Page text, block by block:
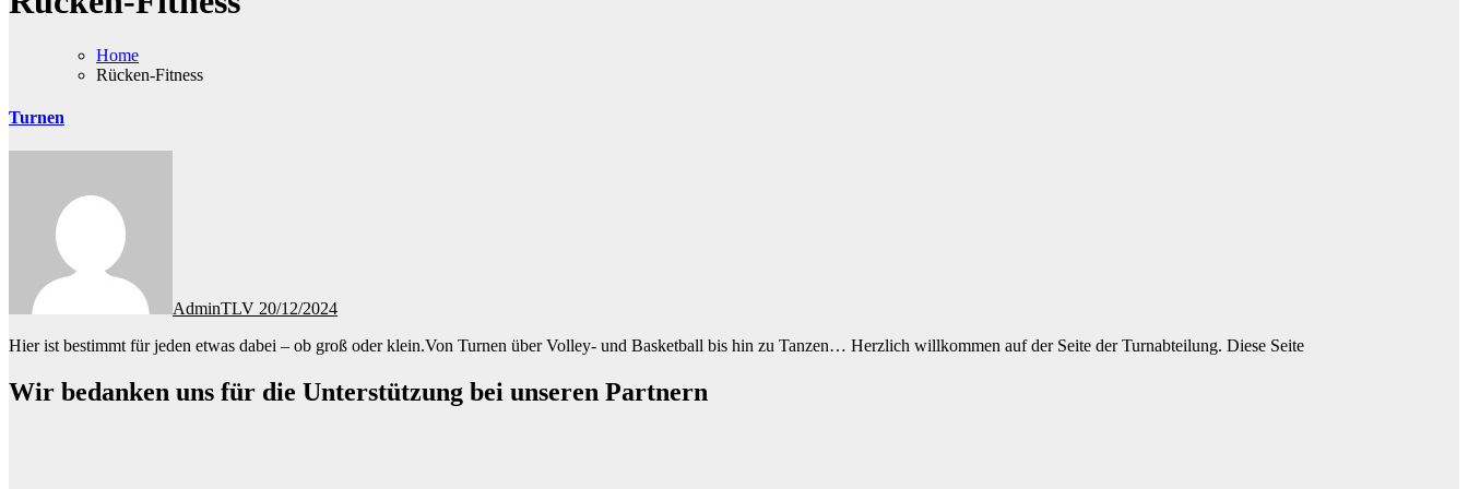
Home
Rücken-Fitness
Turnen
AdminTLV 20/12/2024
Hier ist bestimmt für jeden etwas dabei – ob groß oder klein.Von Turnen über Volley- und Basketball bis hin zu Tanzen… Herzlich willkommen auf der Seite der Turnabteilung. Diese Seite
Wir bedanken uns für die Unterstützung bei unseren Partnern